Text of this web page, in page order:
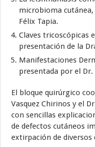
microbioma
Félix Tapia.
Claves tricoscópicas
presentación de la
Manifestaciones
presentada por el
El bloque quirúrgico
Vasquez Chirinos y el
con sencillas
de defectos cutáneos
extirpación de diversos